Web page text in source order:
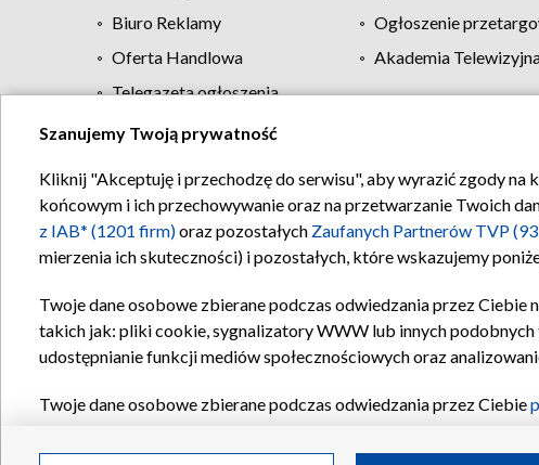
Biuro Reklamy
Ogłoszenie
Oferta Handlowa
Akademia
Telegazeta ogłoszenia
Regulamin TVP
Szanujemy Twoją prywatność
Kliknij "Akceptuję i przechodzę do serwisu", aby wyrazić zgody
końcowym i ich przechowywanie oraz na przetwarzanie Twoich
z IAB* (1201 firm)oraz pozostałych Zaufanych Partnerów TVP
mierzenia ich skuteczności) i pozostałych, które wskazujemy
Twoje dane osobowe zbierane podczas odwiedzania przez Ciebie
takich jak: pliki cookie, sygnalizatory WWW lub innych
udostępnianie funkcji mediów społecznościowych oraz
Twoje dane osobowe zbierane podczas odwiedzania przez Ciebie
Partnerów TVPdla realizacji następujących celów i funkcji: